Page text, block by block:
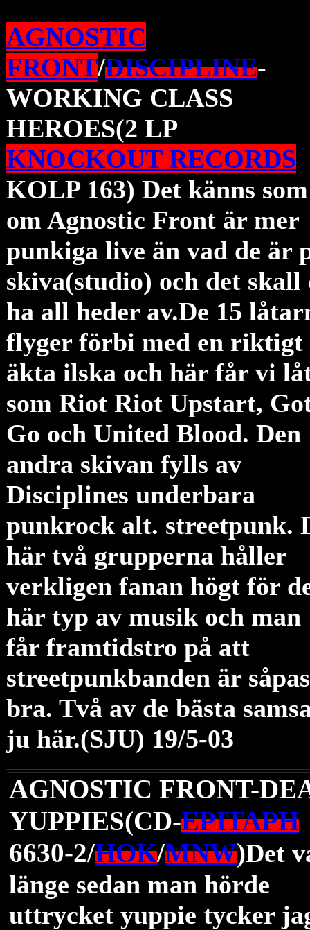
AGNOSTIC
FRONT/DISCIPLINE-
WORKING CLASS
HEROES(2 LP
KNOCKOUT RECORDS
KOLP 163) Det känns som
om Agnostic Front är mer
punkiga live än vad de är
skiva(studio) och det skall
ha all heder av.De 15
flyger förbi med en riktigt
äkta ilska och här får vi
som Riot Riot Upstart,
Go och United Blood. Den
andra skivan fylls av
Disciplines underbara
punkrock alt. streetpunk.
här två grupperna håller
verkligen fanan högt för
här typ av musik och man
får framtidstro på att
streetpunkbanden är
bra. Två av de bästa
ju här.(SJU) 19/5-03
AGNOSTIC FRONT-
YUPPIES(CD-EPITAPH
6630-2/HOK/MNW)Det
länge sedan man hörde
uttrycket yuppie tycker